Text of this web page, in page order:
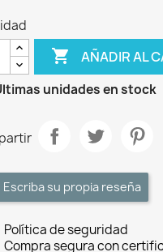
 AÑADIR AL
unidades en stock
Escriba su propia reseña
Política de seguridad
Compra segura con